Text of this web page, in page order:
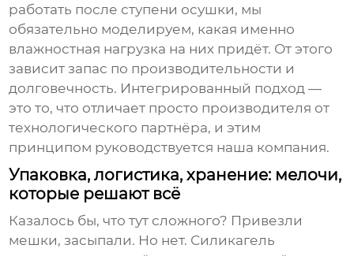
работать после ступени осушки, мы
обязательно моделируем, какая именно
влажностная нагрузка на них придёт. От этого
зависит запас по производительности и
долговечность. Интегрированный подход —
это то, что отличает просто производителя от
технологического партнёра, и этим
принципом руководствуется наша компания.
Упаковка, логистика, хранение: мелочи,
которые решают всё
Казалось бы, что тут сложного? Привезли
мешки, засыпали. Но нет. Силикагель